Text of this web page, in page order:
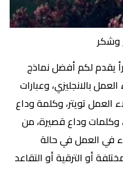
وشكر
يقدم لكم أفضل نماذج
بالانجليزي، وعبارات
العمل تويتر، وكلمة وداع
وكلمات وداع قصيرة، من
في العمل في حالة
أو الترقية أو التقاعد